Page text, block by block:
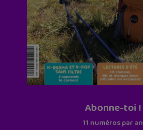
Abonne-toi !
11 numéros par an